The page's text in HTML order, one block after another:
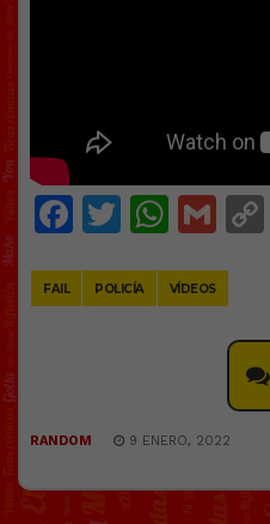
Facebook
Twitter
FAIL POLICÍA VÍDEOS
RANDOM 9 ENERO, 2022